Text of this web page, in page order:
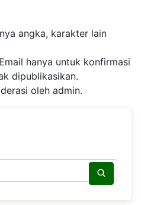
angka, karakter lain
hanya untuk konfirmasi
dipublikasikan.
oleh admin.